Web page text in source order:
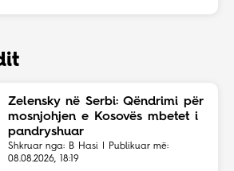
Zelensky në Serbi: Qëndrimi për
mosnjohjen e Kosovës mbetet i
pandryshuar
Shkruar nga: B Hasi | Publikuar më:
08.08.2026, 18:19